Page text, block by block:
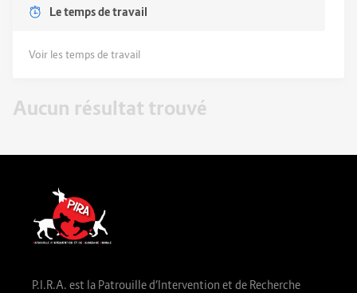
Le temps de travail
Voir les temps de travail
Aucun résultat trouvé
P.I.R.A. est la Patrouille d’Intervention et de Recherche